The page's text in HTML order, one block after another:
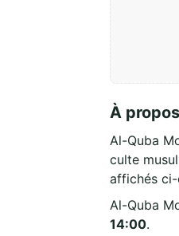
À
Al-Quba
culte
affichés ci-
Al-Quba
14:00.